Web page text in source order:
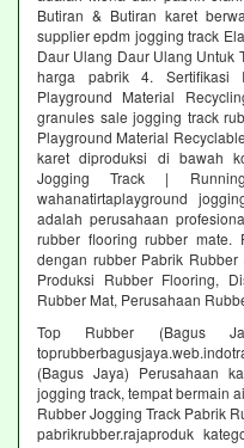
Butiran & Butiran karet
supplier epdm jogging track
Daur Ulang Daur Ulang Untuk
harga pabrik 4. Sertifikasi
Playground Material
granules sale jogging track
Playground Material
karet diproduksi di bawah
Jogging Track |
wahanatirtaplayground
adalah perusahaan
rubber flooring rubber mate.
dengan rubber Pabrik Rubber
Produksi Rubber Flooring,
Rubber Mat, Perusahaan
Top Rubber (Bagus
(Bagus Jaya) Perusahaan
jogging track, tempat bermain
Rubber Jogging Track Pabrik
pabrikrubber.rajaproduk